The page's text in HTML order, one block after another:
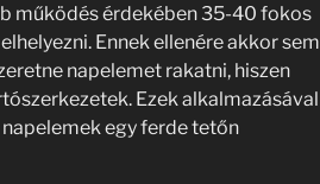
működés érdekében 35-40 fokos
Ennek ellenére akkor sem
napelemet rakatni, hiszen
Ezek alkalmazásával
egy ferde tetőn